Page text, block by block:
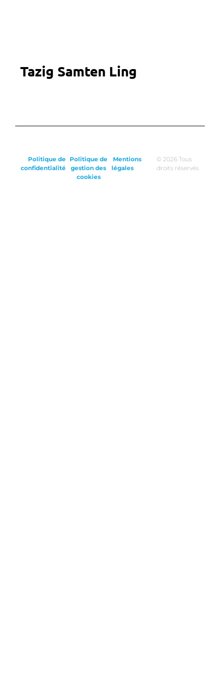
Tazig Samten Ling
Politique de
confidentialité
Politique de
gestion des
cookies
Mentions
légales
© 2026 Tous
droits réservés